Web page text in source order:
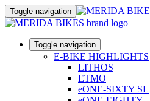
Toggle navigation
Toggle navigation
E-BIKE HIGHLIGHTS
LITHOS
ETMO
eONE-SIXTY SL